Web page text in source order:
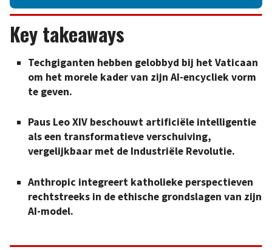
Key takeaways
Techgiganten hebben gelobbyd bij het Vaticaan
om het morele kader van zijn AI-encycliek vorm
te geven.
Paus Leo XIV beschouwt artificiële intelligentie
als een transformatieve verschuiving,
vergelijkbaar met de Industriële Revolutie.
Anthropic integreert katholieke perspectieven
rechtstreeks in de ethische grondslagen van zijn
AI-model.